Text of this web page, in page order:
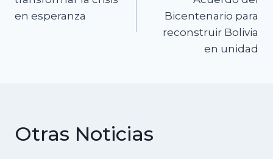
entradas
en esperanza
Bicentenario para
reconstruir Bolivia
en unidad
Otras Noticias